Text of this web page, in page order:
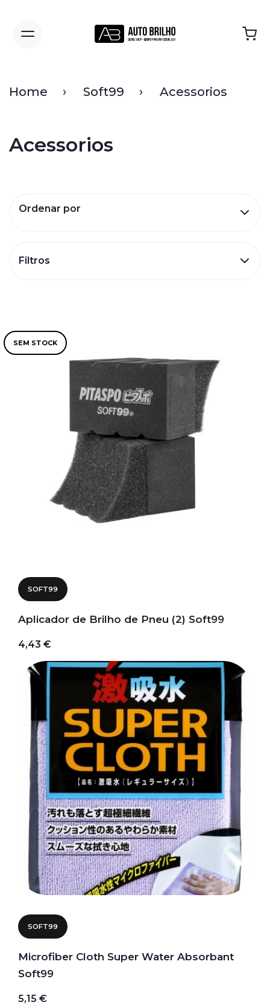
Home Soft99 Acessorios
Acessorios
Filtros
Ordenar por
SEM STOCK
SOFT99
Aplicador de Brilho de Pneu (2) Soft99
4,43 €
SOFT99
Microfiber Cloth Super Water Absorbant
Soft99
5,15 €